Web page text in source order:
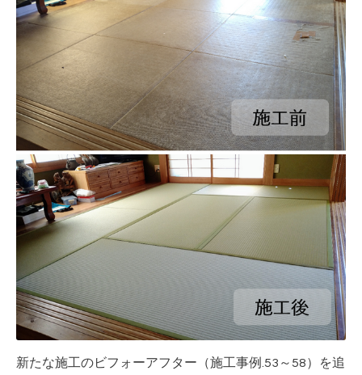
新たな施工のビフォーアフター（施工事例.53～58）を追